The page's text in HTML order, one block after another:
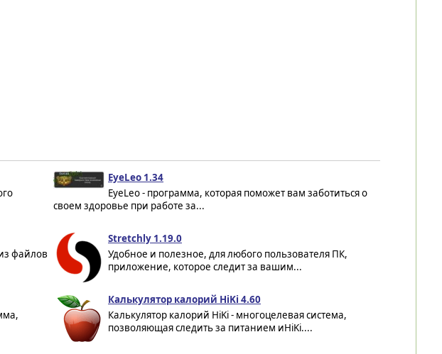
EyeLeo 1.34
EyeLeo - программа, которая поможет вам заботиться о
своем здоровье при работе за...
файлов
Stretchly 1.19.0
Удобное и полезное, для любого пользователя ПК,
приложение, которое следит за вашим...
Калькулятор калорий HiKi 4.60
Калькулятор калорий HiKi - многоцелевая система,
позволяющая следить за питанием иHiKi....